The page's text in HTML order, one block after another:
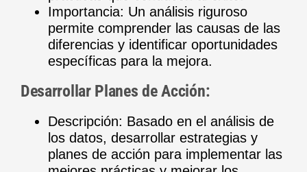
Importancia: Un análisis riguroso
permite comprender las causas de las
diferencias y identificar oportunidades
específicas para la mejora.
Desarrollar Planes de Acción:
Descripción: Basado en el análisis de
los datos, desarrollar estrategias y
planes de acción para implementar las